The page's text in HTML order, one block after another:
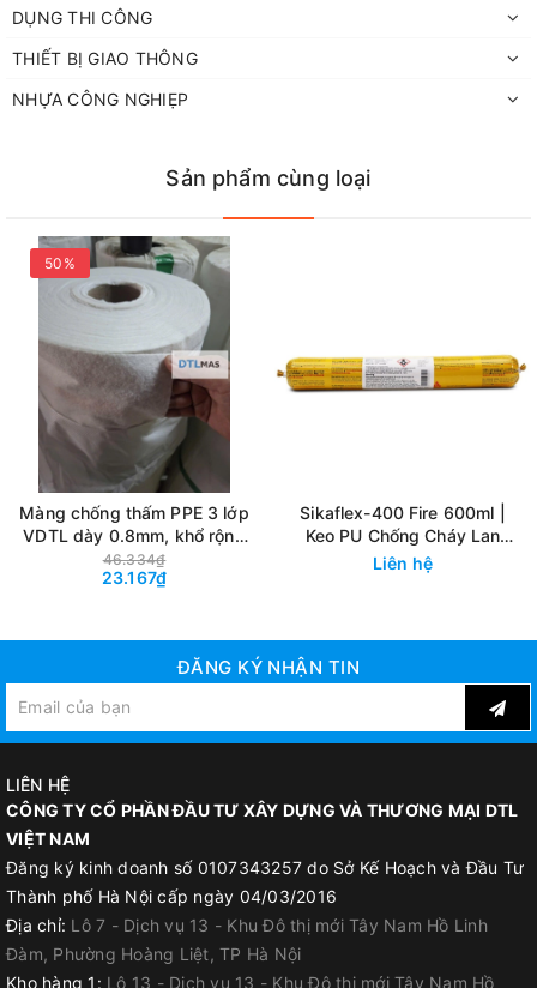
ỨNG DỤNG:
Tạo lớp phủ chống thấm cho tường ngoài nhà.
Bảo vệ mái và sê nô mái khỏi thấm nước.
Chống thấm cho sân thượng, sân phơi.
Ứng dụng trong các khu vệ sinh.
DỤNG THI CÔNG
THIẾT BỊ GIAO THÔNG
NHỰA CÔNG NGHIẸP
Sản phẩm cùng loại
50%
Màng chống thấm PPE 3 lớp
VDTL dày 0.8mm, khổ rộng
1.2m, tỷ trọng ~270g. Màng
chống thấm cao cấp, có cấu
46.334₫
23.167₫
Sikaflex-400 Fire 600ml |
Keo PU Chống Cháy Lan
Trám Khe Ngăn Cháy 4 Giờ
Liên hệ
ĐĂNG KÝ NHẬN TIN
LIÊN HỆ
CÔNG TY CỔ PHẦN ĐẦU TƯ XÂY DỰNG VÀ THƯƠNG MẠI DTL
VIỆT NAM
Đăng ký kinh doanh số 0107343257 do Sở Kế Hoạch và Đầu Tư
Thành phố Hà Nội cấp ngày 04/03/2016
Địa chỉ: Lô 7 - Dịch vụ 13 - Khu Đô thị mới Tây Nam Hồ Linh
Đàm, Phường Hoàng Liệt, TP Hà Nội
Kho hàng 1: Lô 13 - Dịch vụ 13 - Khu Đô thị mới Tây Nam Hồ